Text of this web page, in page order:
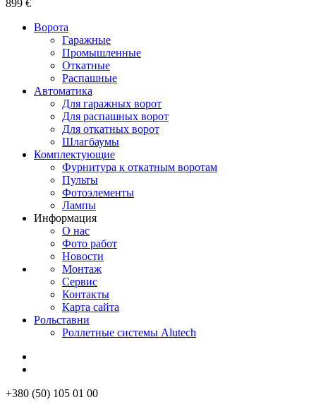
899 €
Ворота
Гаражные
Промышленные
Откатные
Распашные
Автоматика
Для гаражных ворот
Для распашных ворот
Для откатных ворот
Шлагбаумы
Комплектующие
Фурнитура к откатным воротам
Пульты
Фотоэлементы
Лампы
Информация
О нас
Фото работ
Новости
Монтаж
Сервис
Контакты
Карта сайта
Рольставни
Роллетные системы Alutech
+380 (50) 105 01 00